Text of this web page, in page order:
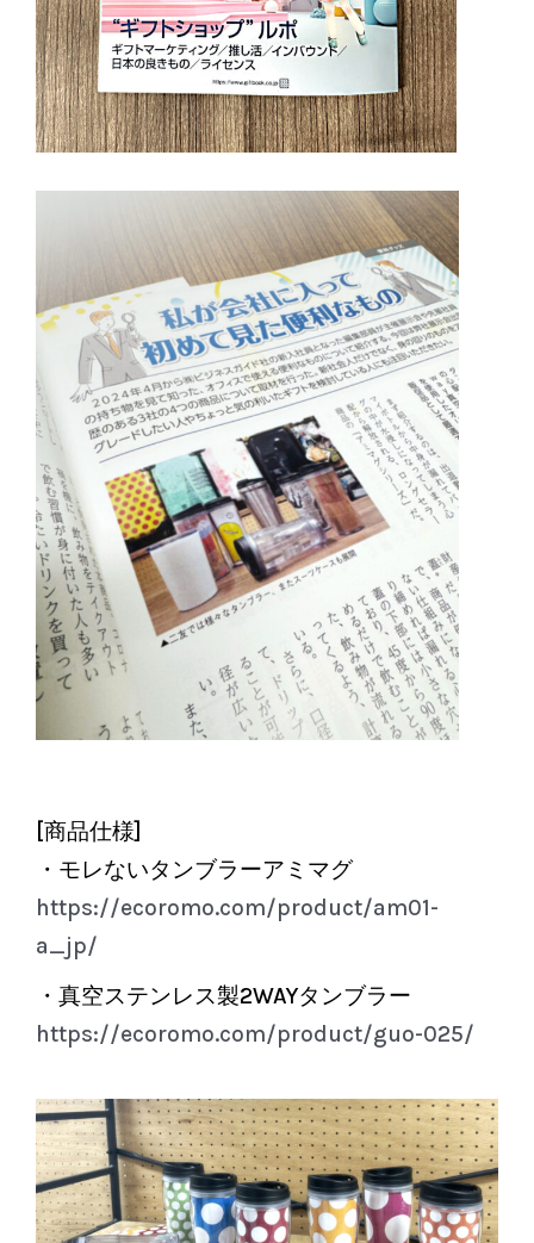
[商品仕様]
・モレないタンブラーアミマグ
https://ecoromo.com/product/am01-
a_jp/
・真空ステンレス製2WAYタンブラー
https://ecoromo.com/product/guo-025/